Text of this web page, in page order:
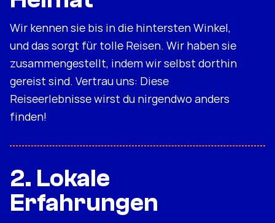
Wir kennen sie bis in die hintersten Winkel,
und das sorgt für tolle Reisen. Wir haben sie
zusammengestellt, indem wir selbst dorthin
gereist sind. Vertrau uns: Diese
Reiseerlebnisse wirst du nirgendwo anders
finden!
2. Lokale
Erfahrungen